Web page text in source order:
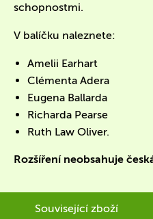
schopnostmi.
V balíčku naleznete:
Amelii Earhart
Clémenta Adera
Eugena Ballarda
Richarda Pearse
Ruth Law Oliver.
Rozšíření neobsahuje
Související zboží